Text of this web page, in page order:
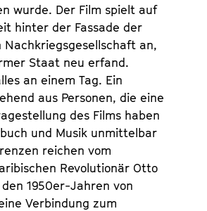
wurde. Der Film spielt auf
hinter der Fassade der
Nachkriegsgesellschaft an,
Staat neu erfand.
an einem Tag. Ein
aus Personen, die eine
des Films haben
und Musik unmittelbar
reichen vom
Revolutionär Otto
1950er-Jahren von
Verbindung zum